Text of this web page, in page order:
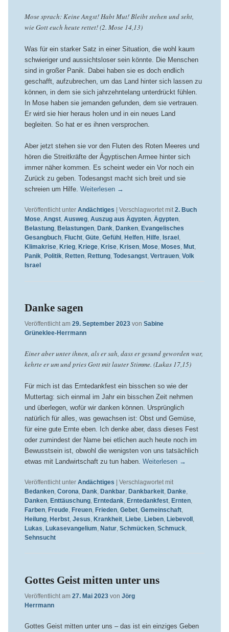
Mose sprach: Keine Angst! Habt Mut! Bleibt stehen und seht,
wie Gott euch heute rettet! (2. Mose 14,13)
Was für ein starker Satz in einer Situation, die wohl kaum
schwieriger und aussichtsloser sein könnte. Die Menschen
sind in großer Panik. Dabei haben sie es doch endlich
geschafft, aufzubrechen, um das Land hinter sich lassen zu
können, in dem sie sich jahrzehntelang unterdrückt fühlen.
In Mose haben sie jemanden gefunden, dem sie vertrauen.
Er wird sie hier heraus holen und in ein neues Land
begleiten. So hat er es ihnen versprochen.
Aber jetzt stehen sie vor den Fluten des Roten Meeres und
hören die Streitkräfte der Ägyptischen Armee hinter sich
immer näher kommen. Es scheint weder ein Vor noch ein
Zurück zu geben. Todesangst macht sich breit und sie
schreien um Hilfe. Weiterlesen →
Veröffentlicht unter Andächtiges Verschlagwortet mit 2. Buch
Mose, Angst, Ausweg, Auszug aus Ägypten, Ägypten,
Belastung, Belastungen, Dank, Danken, Evangelisches
Gesangbuch, Flucht, Güte, Gefühl , Helfen, Hilfe, Israel ,
Klimakrise, Krieg, Kriege, Krise, Krisen, Mose, Moses, Mut,
Panik, Politik, Retten, Rettung, Todesangst, Vertrauen, Volk
Israel
Danke sagen
Veröffentlicht am 29. September 2023 von Sabine
Grüneklee-Herrmann
Einer aber unter ihnen, als er sah, dass er gesund geworden war,
kehrte er um und pries Gott mit lauter Stimme. (Lukas 17,15)
Für mich ist das Erntedankfest ein bisschen so wie der
Muttertag: sich einmal im Jahr ein bisschen Zeit nehmen
und überlegen, wofür wir danken können. Ursprünglich
natürlich für alles, was gewachsen ist: Obst und Gemüse,
für eine gute Ernte eben. Ich denke aber, dass dieses Fest
oder zumindest der Name bei etlichen auch heute noch im
Bewusstsein ist, obwohl die wenigsten von uns tatsächlich
etwas mit Landwirtschaft zu tun haben. Weiterlesen →
Veröffentlicht unter Andächtiges
Verschlagwortet mit
Bedanken, Corona, Dank, Dankbar, Dankbarkeit, Danke,
Danken, Enttäuschung, Erntedank, Erntedankfest, Ernten,
Farben, Freude, Freuen, Frieden, Gebet, Gemeinschaft,
Heilung, Herbst, Jesus, Krankheit, Liebe, Lieben, Liebevoll ,
Lukas, Lukasevangelium, Natur, Schmücken, Schmuck,
Sehnsucht
Gottes Geist mitten unter uns
Veröffentlicht am 27. Mai 2023 von Jörg
Herrmann
Gottes Geist mitten unter uns – das ist ein einziges Geben